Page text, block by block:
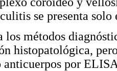
se presenta
los métodos
histopatológica,
anticuerpos por